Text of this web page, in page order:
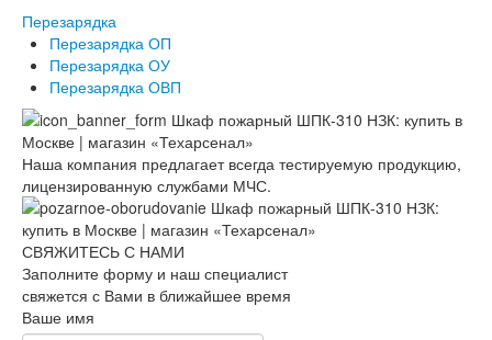
Перезарядка
Перезарядка ОП
Перезарядка ОУ
Перезарядка ОВП
Наша компания предлагает всегда тестируемую продукцию,
лицензированную службами МЧС.
СВЯЖИТЕСЬ С НАМИ
Заполните форму и наш специалист
свяжется с Вами в ближайшее время
Ваше имя